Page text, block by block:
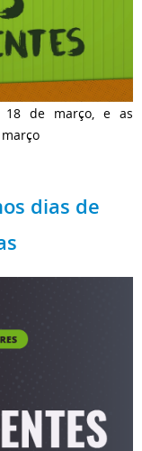
18 de março, e as
dias de